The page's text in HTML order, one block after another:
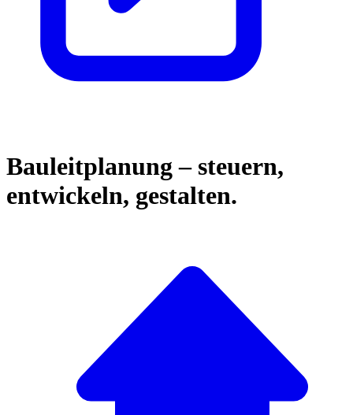
Bauleitplanung – steuern,
entwickeln, gestalten.